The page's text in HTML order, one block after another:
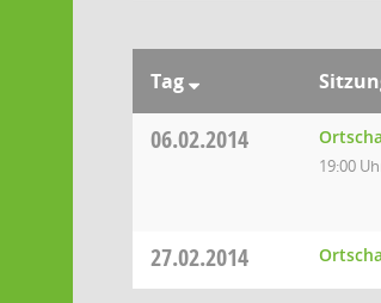
Tag
06.02.2014
19:00
27.02.2014